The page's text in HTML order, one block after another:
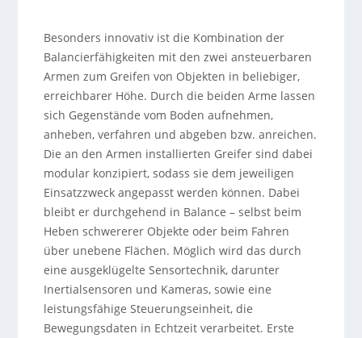
Besonders innovativ ist die Kombination der
Balancierfähigkeiten mit den zwei ansteuerbaren
Armen zum Greifen von Objekten in beliebiger,
erreichbarer Höhe. Durch die beiden Arme lassen
sich Gegenstände vom Boden aufnehmen,
anheben, verfahren und abgeben bzw. anreichen.
Die an den Armen installierten Greifer sind dabei
modular konzipiert, sodass sie dem jeweiligen
Einsatzzweck angepasst werden können. Dabei
bleibt er durchgehend in Balance – selbst beim
Heben schwererer Objekte oder beim Fahren
über unebene Flächen. Möglich wird das durch
eine ausgeklügelte Sensortechnik, darunter
Inertialsensoren und Kameras, sowie eine
leistungsfähige Steuerungseinheit, die
Bewegungsdaten in Echtzeit verarbeitet. Erste